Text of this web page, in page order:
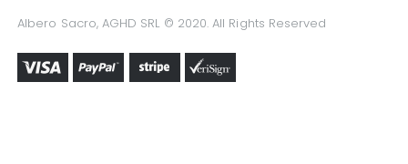
Albero Sacro, AGHD SRL © 2020. All Rights Reserved